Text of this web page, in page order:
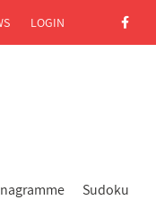
Sudoku
LOGIN